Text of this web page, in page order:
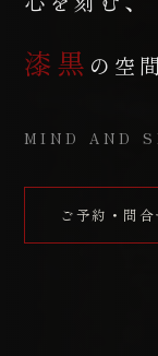
漆黒 の空間
MIND AND
ご予約・問合